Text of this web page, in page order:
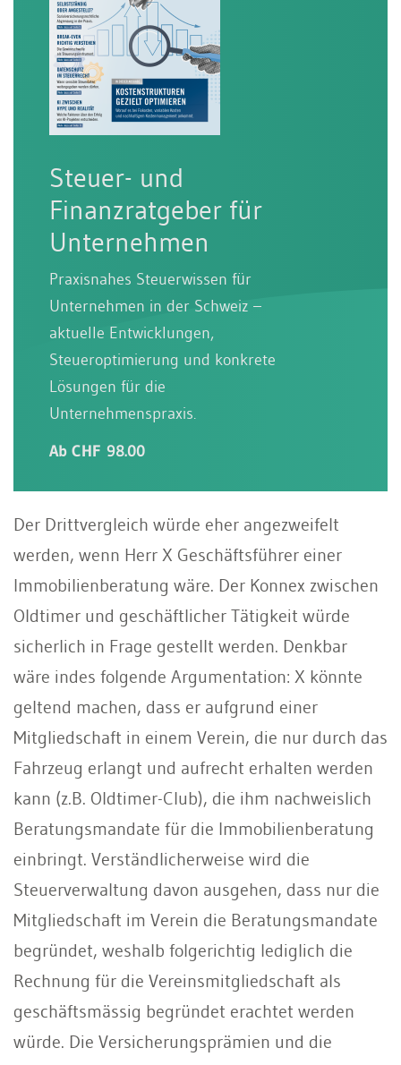
Steuer- und
Finanzratgeber für
Unternehmen
Praxisnahes Steuerwissen für
Unternehmen in der Schweiz –
aktuelle Entwicklungen,
Steueroptimierung und konkrete
Lösungen für die
Unternehmenspraxis.
Ab CHF 98.00
Der Drittvergleich würde eher angezweifelt
werden, wenn Herr X Geschäftsführer einer
Immobilienberatung wäre. Der Konnex zwischen
Oldtimer und geschäftlicher Tätigkeit würde
sicherlich in Frage gestellt werden. Denkbar
wäre indes folgende Argumentation: X könnte
geltend machen, dass er aufgrund einer
Mitgliedschaft in einem Verein, die nur durch das
Fahrzeug erlangt und aufrecht erhalten werden
kann (z.B. Oldtimer-Club), die ihm nachweislich
Beratungsmandate für die Immobilienberatung
einbringt. Verständlicherweise wird die
Steuerverwaltung davon ausgehen, dass nur die
Mitgliedschaft im Verein die Beratungsmandate
begründet, weshalb folgerichtig lediglich die
Rechnung für die Vereinsmitgliedschaft als
geschäftsmässig begründet erachtet werden
würde. Die Versicherungsprämien und die